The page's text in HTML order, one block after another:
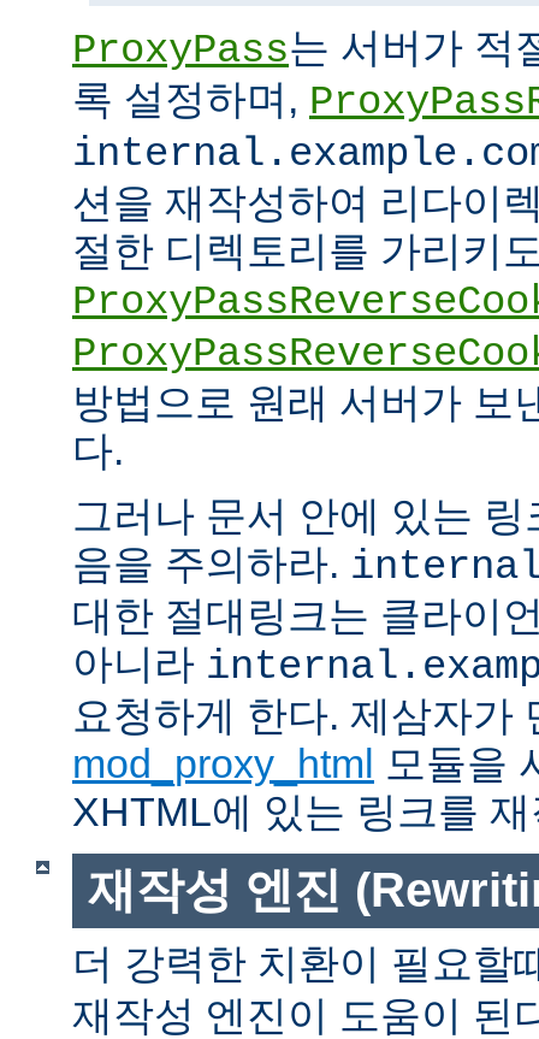
ProxyPass는 서버가 적
록 설정하며,
션을 재작성하여 리다이
절한 디렉토리를 가리키
방법으로 원래 서버가 보
다.
그러나 문서 안에 있는
음을 주의하라.
대한 절대링크는 클라이
아니라
요청하게 한다. 제삼자가
mod_proxy_html 모듈을
XHTML에 있는 링크를
재작성 엔진
더 강력한 치환이 필요할
재작성 엔진이 도움이 된